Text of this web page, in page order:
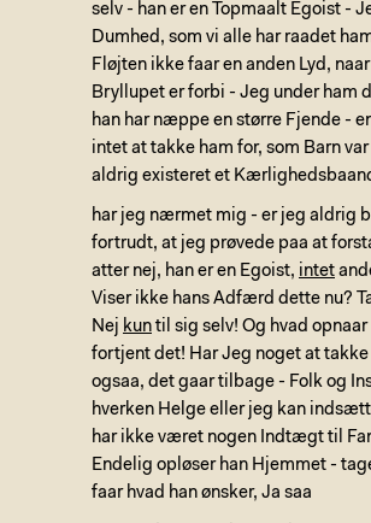
selv - han er en Topmaalt Egoist -
Dumhed, som vi alle har raadet
Fløjten ikke faar en anden Lyd,
Bryllupet er forbi - Jeg under ham
han har næppe en større Fjende -
intet at takke ham for, som Barn
aldrig existeret et
har jeg nærmet mig - er jeg aldrig
fortrudt, at jeg prøvede paa at
atter nej, han er en Egoist, intet
Viser ikke hans Adfærd dette nu?
Nej kun til sig selv! Og hvad
fortjent det! Har Jeg noget at
ogsaa, det gaar tilbage - Folk og
hverken Helge eller jeg kan
har ikke været nogen Indtægt til
Endelig opløser han Hjemmet -
faar hvad han ønsker, Ja saa